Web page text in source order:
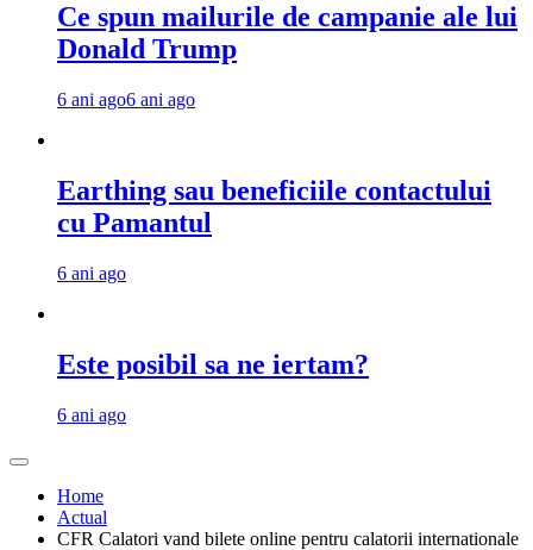
Ce spun mailurile de campanie ale lui
Donald Trump
6 ani ago6 ani ago
Earthing sau beneficiile contactului
cu Pamantul
6 ani ago
Este posibil sa ne iertam?
6 ani ago
Home
Actual
CFR Calatori vand bilete online pentru calatorii internationale